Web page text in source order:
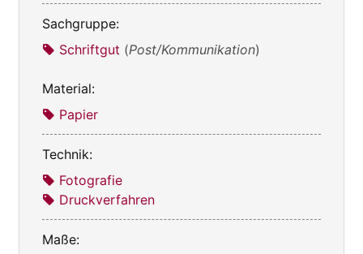
Sachgruppe:
Schriftgut (Post/Kommunikation)
Material:
Papier
Technik:
Fotografie
Druckverfahren
Maße: